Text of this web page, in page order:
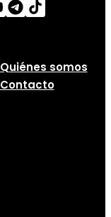
Quiénes somos
Contacto